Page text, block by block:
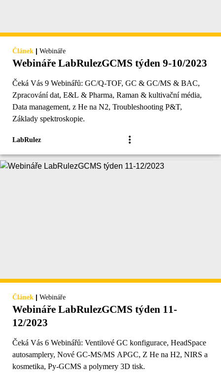
Článek | Webináře
Webináře LabRulezGCMS týden 9-10/2023
Čeká Vás 9 Webinářů: GC/Q-TOF, GC & GC/MS & BAC,
Zpracování dat, E&L & Pharma, Raman & kultivační média,
Data management, z He na N2, Troubleshooting P&T,
Základy spektroskopie.
LabRulez
Článek | Webináře
Webináře LabRulezGCMS týden 11-
12/2023
Čeká Vás 6 Webinářů: Ventilové GC konfigurace, HeadSpace
autosamplery, Nové GC-MS/MS APGC, Z He na H2, NIRS a
kosmetika, Py-GCMS a polymery 3D tisk.